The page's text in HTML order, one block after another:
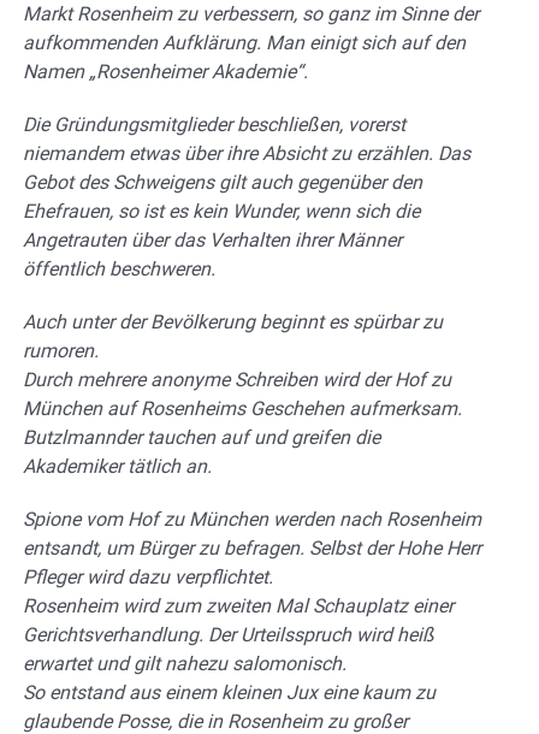
Markt Rosenheim zu verbessern, so ganz im Sinne der
aufkommenden Aufklärung. Man einigt sich auf den
Namen „Rosenheimer Akademie“.
Die Gründungsmitglieder beschließen, vorerst
niemandem etwas über ihre Absicht zu erzählen. Das
Gebot des Schweigens gilt auch gegenüber den
Ehefrauen, so ist es kein Wunder, wenn sich die
Angetrauten über das Verhalten ihrer Männer
öffentlich beschweren.
Auch unter der Bevölkerung beginnt es spürbar zu
rumoren.
Durch mehrere anonyme Schreiben wird der Hof zu
München auf Rosenheims Geschehen aufmerksam.
Butzlmannder tauchen auf und greifen die
Akademiker tätlich an.
Spione vom Hof zu München werden nach Rosenheim
entsandt, um Bürger zu befragen. Selbst der Hohe Herr
Pfleger wird dazu verpflichtet.
Rosenheim wird zum zweiten Mal Schauplatz einer
Gerichtsverhandlung. Der Urteilsspruch wird heiß
erwartet und gilt nahezu salomonisch.
So entstand aus einem kleinen Jux eine kaum zu
glaubende Posse, die in Rosenheim zu großer